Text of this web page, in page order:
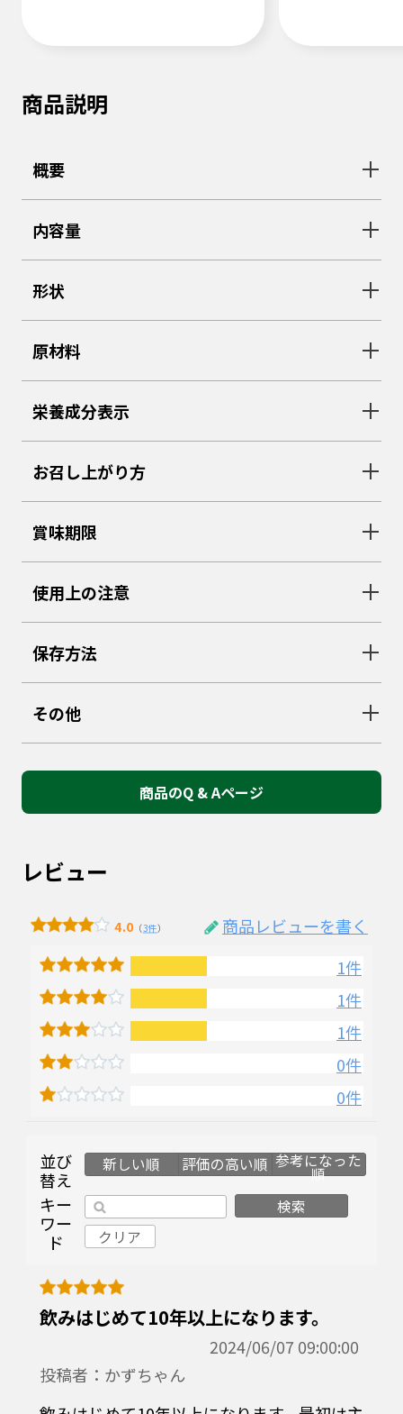
商品説明
概要
内容量
形状
原材料
栄養成分表示
お召し上がり方
賞味期限
使用上の注意
保存方法
その他
商品のQ & Aページ
レビュー
4.0（3件）
商品レビューを書く
1件
1件
1件
0件
0件
並び
替え
新しい順 評価の高い順 参考になった
順
キー
ワー
ド
検索
クリア
飲みはじめて10年以上になります。
2024/06/07 09:00:00
投稿者：かずちゃん